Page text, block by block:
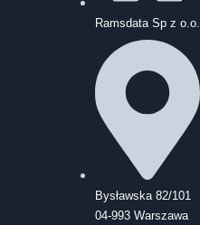
Ramsdata Sp z o.o.
Bysławska 82/101
04-993 Warszawa